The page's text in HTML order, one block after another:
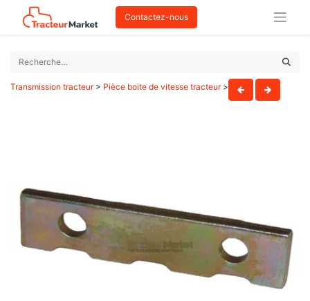
Contactez-nous
Transmission tracteur> Pièce boite de vitesse tracteur>